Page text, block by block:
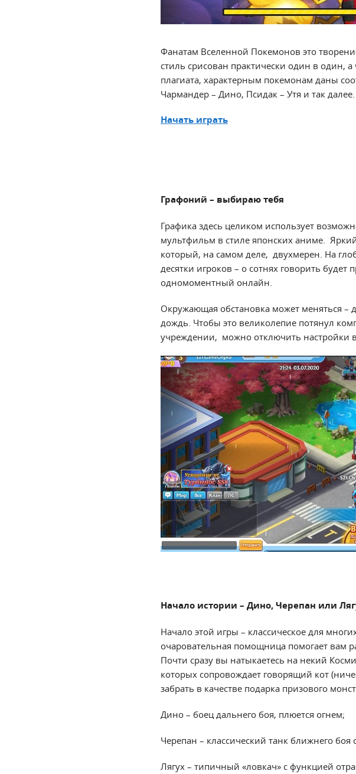
Фанатам Вселенной Покемонов это
стиль срисован практически один в один,
плагиата, характерным покемонам даны
Чармандер – Дино, Псидак – Утя и так далее.
Начать играть
Графоний – выбираю тебя
Графика здесь целиком использует
мультфильм в стиле японских аниме.
который, на самом деле, двухмерен. На
десятки игроков – о сотнях говорить
одномоментный онлайн.
Окружающая обстановка может меняться –
дождь. Чтобы это великолепие потянул
учреждении, можно отключить настройки
Начало истории – Дино, Черепан или
Начало этой игры – классическое для
очаровательная помощница помогает вам
Почти сразу вы натыкаетесь на некий
которых сопровождает говорящий кот
забрать в качестве подарка призового
Дино – боец дальнего боя, плюется огнем;
Черепан – классический танк ближнего
Лягух – типичный «ловкач» с функцией